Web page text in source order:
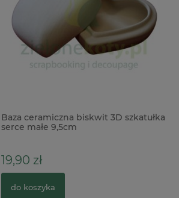
Baza ceramiczna biskwit 3D szkatułka
serce małe 9,5cm
19,90 zł
do koszyka